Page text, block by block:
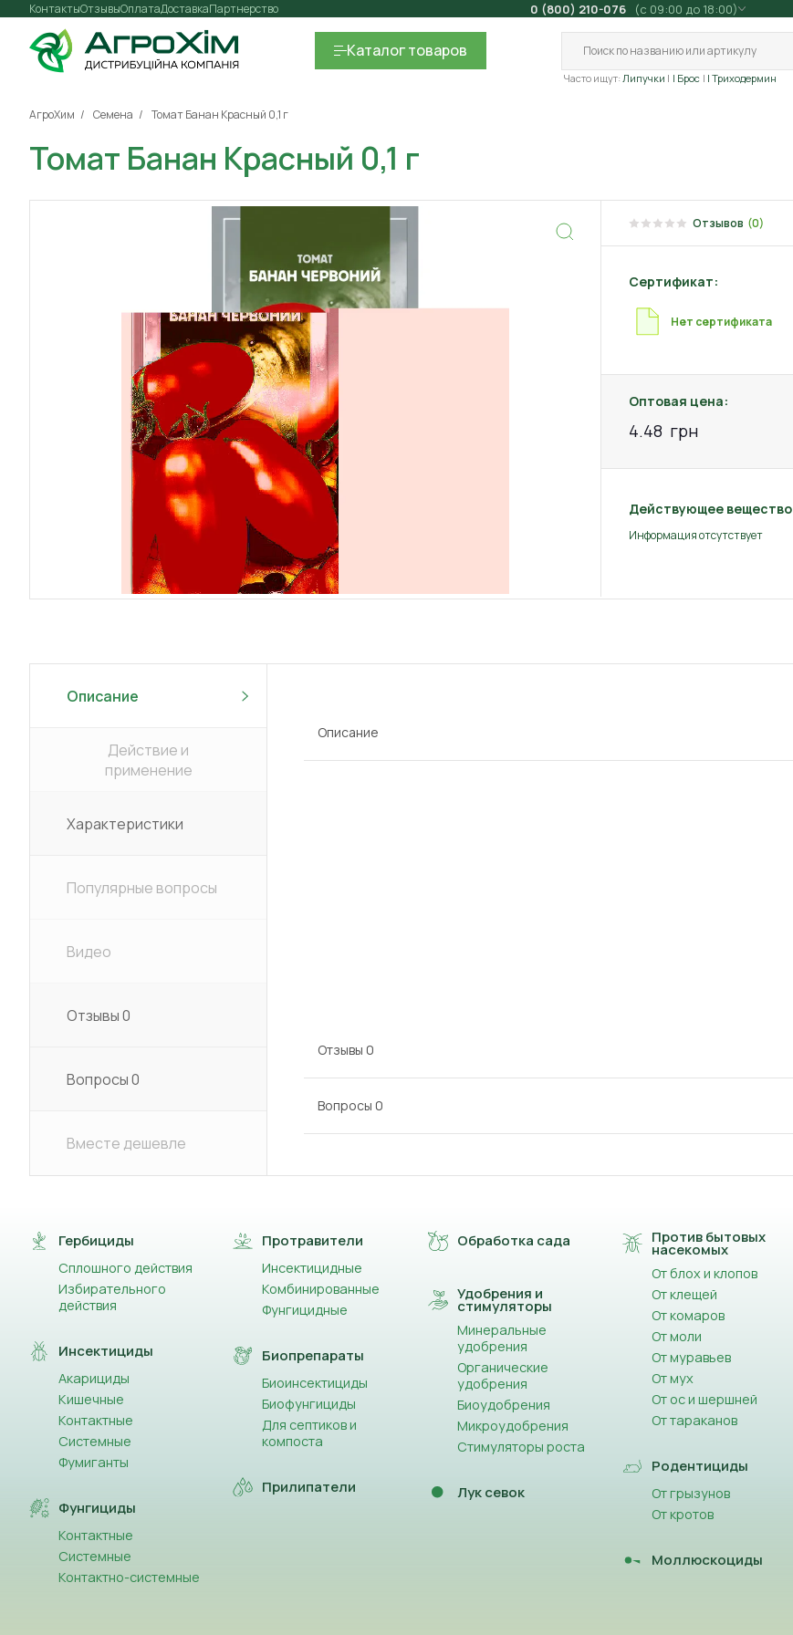
Контакты Оплата
Отзывы ДоставкаПартнерство 0 (800) 210-076 (с 09:00 до 18:00)
Каталогтоваров
Часто ищут: Липучки | Брос | Триходермин
АгроХим Семена Томат Банан Красный 0,1 г
Томат Банан Красный 0,1 г
Отзывов (0)
Сертификат:
Нет сертификата
Оптовая цена:
4.48 грн
Действующее вещество
Информация отсутствует
Описание
Действие и
применение
Характеристики
Популярные вопросы
Видео
Отзывы0
Вопросы0
Вместе дешевле
Описание
Отзывы 0
Вопросы 0
Гербициды
Сплошного действия
Избирательного
действия
Инсектициды
Акарициды
Кишечные
Контактные
Системные
Фумиганты
Фунгициды
Контактные
Системные
Контактно-системные
Протравители
Инсектицидные
Комбинированные
Фунгицидные
Биопрепараты
Биоинсектициды
Биофунгициды
Для септиков и
компоста
Прилипатели
Обработка сада
Удобрения и
стимуляторы
Минеральные
удобрения
Органические
удобрения
Биоудобрения
Микроудобрения
Стимуляторы роста
Лук севок
Против бытовых
насекомых
От блох и клопов
От клещей
От комаров
От моли
От муравьев
От мух
От ос и шершней
От тараканов
Родентициды
От грызунов
От кротов
Моллюскоциды